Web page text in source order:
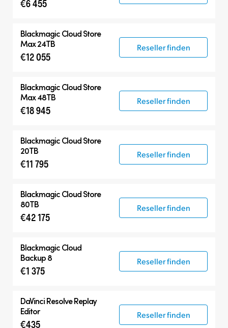
€6 455
Blackmagic Cloud Store
Max 24TB
€12 055
Reseller finden
Blackmagic Cloud Store
Max 48TB
€18 945
Reseller finden
Blackmagic Cloud Store
20TB
€11 795
Reseller finden
Blackmagic Cloud Store
80TB
€42 175
Reseller finden
Blackmagic Cloud
Backup 8
€1 375
Reseller finden
DaVinci ResolveReplay
Editor
€435
Reseller finden